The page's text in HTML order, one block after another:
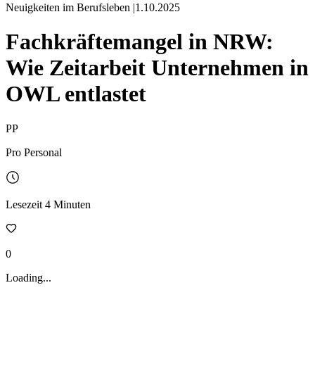
Neuigkeiten im Berufsleben |1.10.2025
Fachkräftemangel in NRW:
Wie Zeitarbeit Unternehmen in
OWL entlastet
PP
Pro Personal
Lesezeit 4 Minuten
0
Loading...